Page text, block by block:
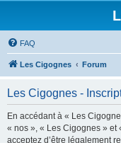
FAQ
Les Cigognes Forum
Les Cigognes -
En accédant à « Les
« nos », « Les Cigognes » et
acceptez d’être légalement